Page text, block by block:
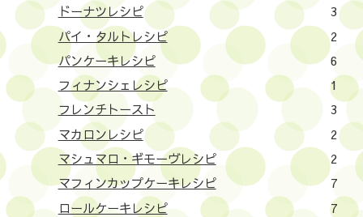
ドーナツレシピ
3
パイ・タルトレシピ
2
パンケーキレシピ
6
フィナンシェレシピ
1
フレンチトースト
3
マカロンレシピ
2
マシュマロ・ギモーヴレシピ
2
マフィンカップケーキレシピ
7
ロールケーキレシピ
7